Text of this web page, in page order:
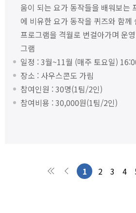
움이 되는 요가 동작들을 배워보는
에 비유한 요가 동작을 퀴즈와 함께
프로그램을 격월로 번걸아가며 운
그램
일정 : 3월~11월 (매주 토요일)
장소 : 사우스콘도 가림
참여인원 : 30명(1팀/2인)
참여비용 : 30,000원(1팀/2인)
1 2 3 4